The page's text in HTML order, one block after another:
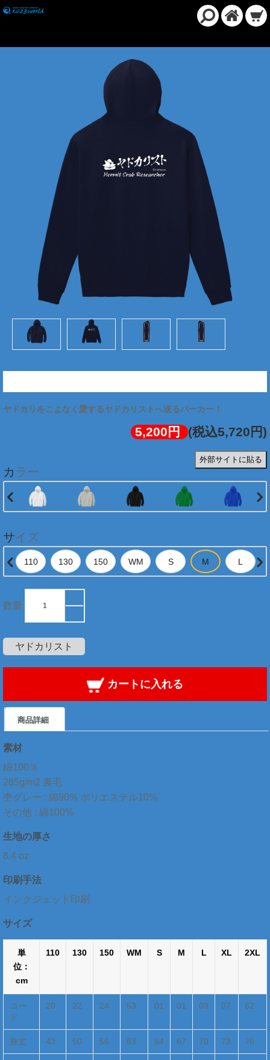
5,200円 (税込5,720円)
外部サイトに貼る
カラー
サイズ
数量
ヤドカリスト
カートに入れる
商品詳細
素材
綿100％
285g/m2 裏毛
杢グレー : 綿90% ポリエステル10%
その他 : 綿100%
生地の厚さ
8.4 oz
印刷手法
インクジェット印刷
サイズ
単
位：
cm
110 130 150 WM S M L XL 2XL
コー
ド
20 22 24 53 01 01 03 07 62
身丈 43 50 56 63 64 67 70 73 76